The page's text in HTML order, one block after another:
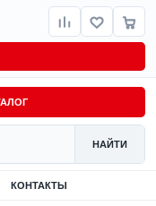
НАЙТИ
КОНТАКТЫ